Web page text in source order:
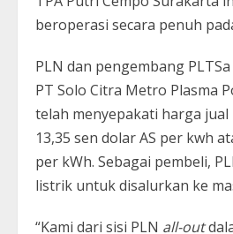
beroperasi secara penuh
PLN dan pengembang
PT Solo Citra Metro Plasma
telah menyepakati harga
13,35 sen dolar AS per kwh
per kWh. Sebagai pembeli,
listrik untuk disalurkan ke
“Kami dari sisi PLN all-out